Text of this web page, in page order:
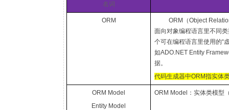
名词
ORM ORM （Object
面向对象编程语言里不同
个可在编程语言里使用的“
如ADO.NET Entity
据。
代码生成器中ORM指实体
ORM Model
Entity Model
ORM Model ：实体类模型